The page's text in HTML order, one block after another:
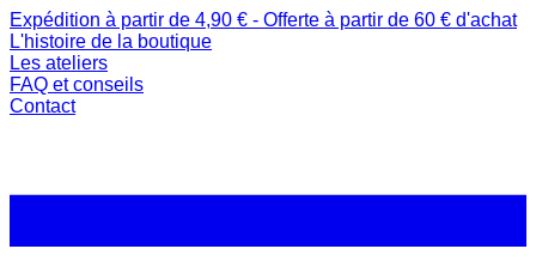
Expédition à partir de 4,90 € - Offerte à partir de 60 € d'achat
L'histoire de la boutique
Les ateliers
FAQ et conseils
Contact